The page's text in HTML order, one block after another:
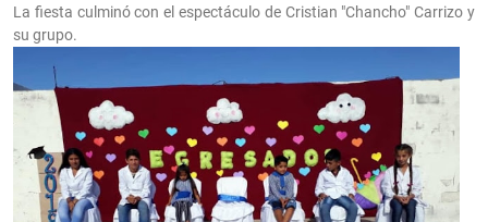
La fiesta culminó con el espectáculo de Cristian "Chancho" Carrizo y
su grupo.